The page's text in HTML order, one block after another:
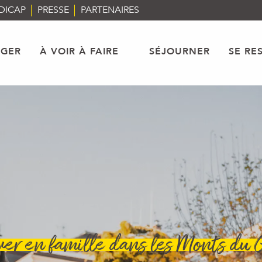
PRESSE PARTENAIRES
À VOIR À FAIRE SÉJOURNER SE
en famille dans les Monts du